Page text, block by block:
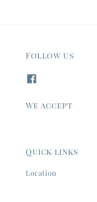
Follow us
We accept
Quick links
Location